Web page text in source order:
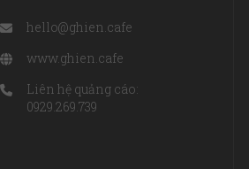
hello@ghien.cafe
www.ghien.cafe
Liên hệ quảng cáo:
0929.269.739